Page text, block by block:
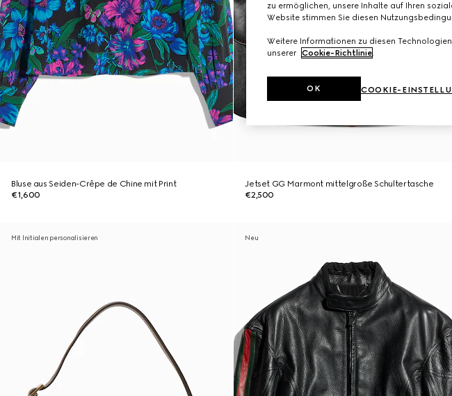
Bluse aus Seiden-Crêpe de Chine mit Print
€1,600
Jetset GG Marmont mittelgroße Schultertasche
€2,500
Mit Initialen personalisieren Neu
zu ermöglichen, unsere Inhalte auf Ihren
Website stimmen Sie diesen
Weitere Informationen zu diesen
unserer Cookie-Richtlinie.
COOKIE-
OK